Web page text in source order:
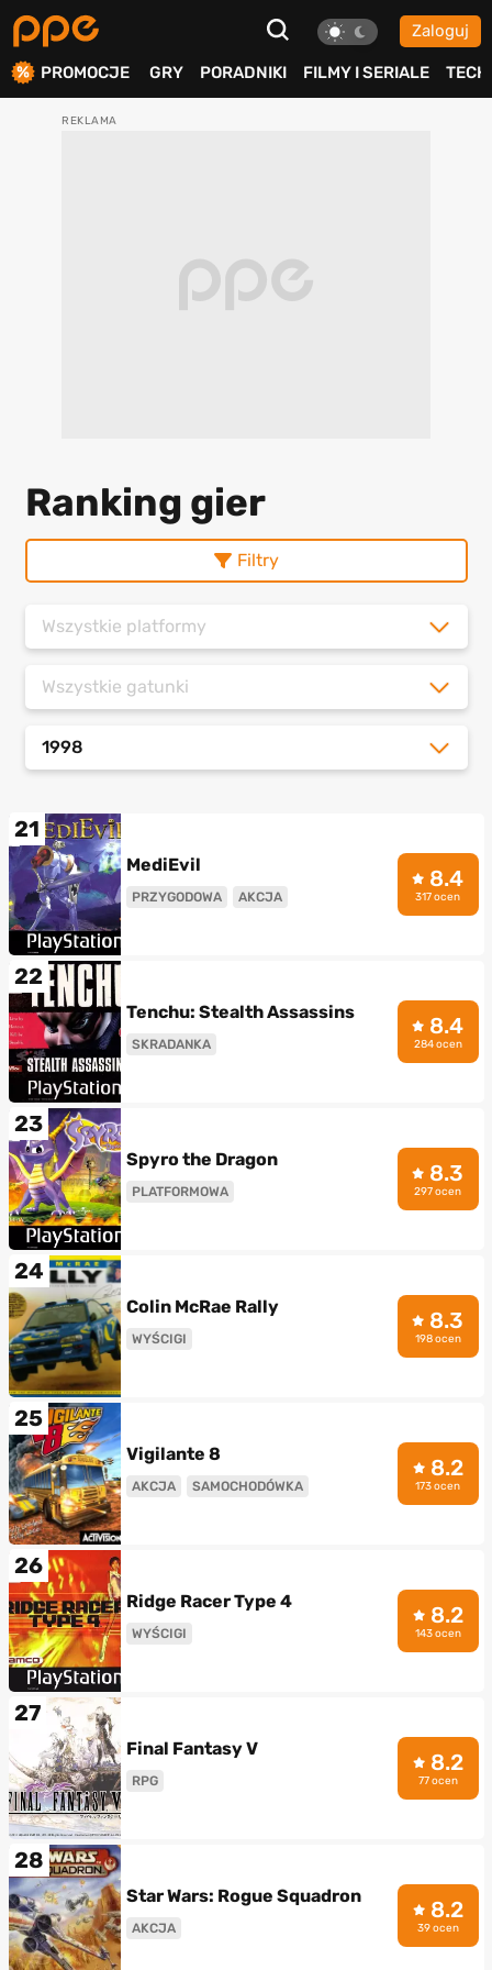
Zaloguj
PROMOCJE GRY PORADNIKI FILMY I SERIALE TECH
Ranking gier
Filtry
Wszystkie platformy
Wszystkie gatunki
1998
21
MediEvil
PRZYGODOWA AKCJA
8.4
317 ocen
22
Tenchu: Stealth Assassins
SKRADANKA
8.4
284 ocen
23
Spyro the Dragon
PLATFORMOWA
8.3
297 ocen
24
Colin McRae Rally
WYŚCIGI
8.3
198 ocen
25
Vigilante 8
AKCJA SAMOCHODÓWKA
8.2
173 ocen
26
Ridge Racer Type 4
WYŚCIGI
8.2
143 ocen
27
Final Fantasy V
RPG
8.2
77 ocen
28
Star Wars: Rogue Squadron
AKCJA
8.2
39 ocen